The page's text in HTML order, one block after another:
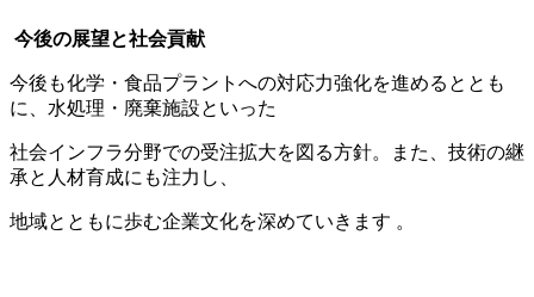
今後の展望と社会貢献
今後も化学・食品プラントへの対応力強化を進めるととも
に、水処理・廃棄施設といった
社会インフラ分野での受注拡大を図る方針。また、技術の継
承と人材育成にも注力し、
地域とともに歩む企業文化を深めていきます 。